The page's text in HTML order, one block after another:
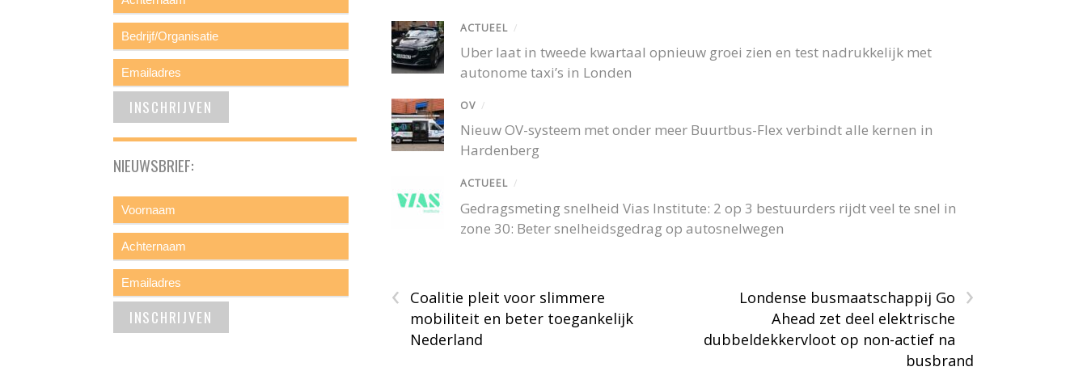
ACTUEEL /
Uber laat in tweede kwartaal opnieuw groei zien en test nadrukkelijk met
autonome taxi’s in Londen
OV /
Nieuw OV-systeem met onder meer Buurtbus-Flex verbindt alle kernen in
Hardenberg
ACTUEEL /
Gedragsmeting snelheid Vias Institute: 2 op 3 bestuurders rijdt veel te snel in
zone 30: Beter snelheidsgedrag op autosnelwegen
‹
Coalitie pleit voor slimmere
mobiliteit en beter toegankelijk
Nederland
›
Londense busmaatschappij Go
Ahead zet deel elektrische
dubbeldekkervloot op non-actief na
busbrand
NIEUWSBRIEF: